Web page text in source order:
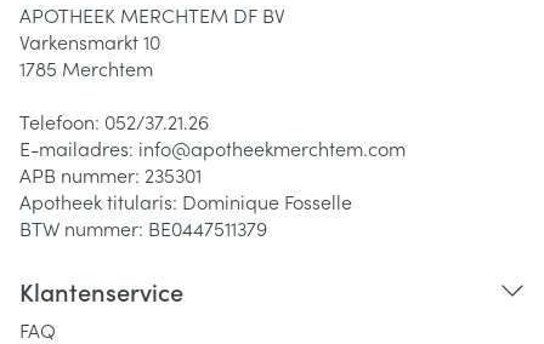
APOTHEEK MERCHTEM DF BV
Varkensmarkt 10
1785 Merchtem
Telefoon: 052/37.21.26
E-mailadres: info@apotheekmerchtem.com
APB nummer: 235301
Apotheek titularis: Dominique Fosselle
BTW nummer: BE0447511379
Klantenservice
FAQ